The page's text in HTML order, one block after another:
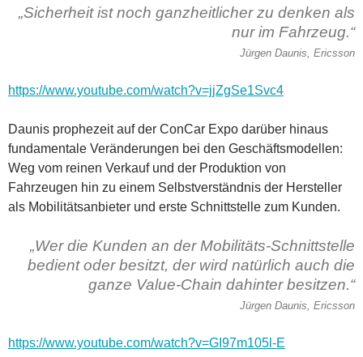
„Sicherheit ist noch ganzheitlicher zu denken als
nur im Fahrzeug.“
Jürgen Daunis, Ericsson
https://www.youtube.com/watch?v=jjZgSe1Svc4
Daunis prophezeit auf der ConCar Expo darüber hinaus
fundamentale Veränderungen bei den Geschäftsmodellen:
Weg vom reinen Verkauf und der Produktion von
Fahrzeugen hin zu einem Selbstverständnis der Hersteller
als Mobilitätsanbieter und erste Schnittstelle zum Kunden.
„Wer die Kunden an der Mobilitäts-Schnittstelle
bedient oder besitzt, der wird natürlich auch die
ganze Value-Chain dahinter besitzen.“
Jürgen Daunis, Ericsson
https://www.youtube.com/watch?v=GI97m105l-E